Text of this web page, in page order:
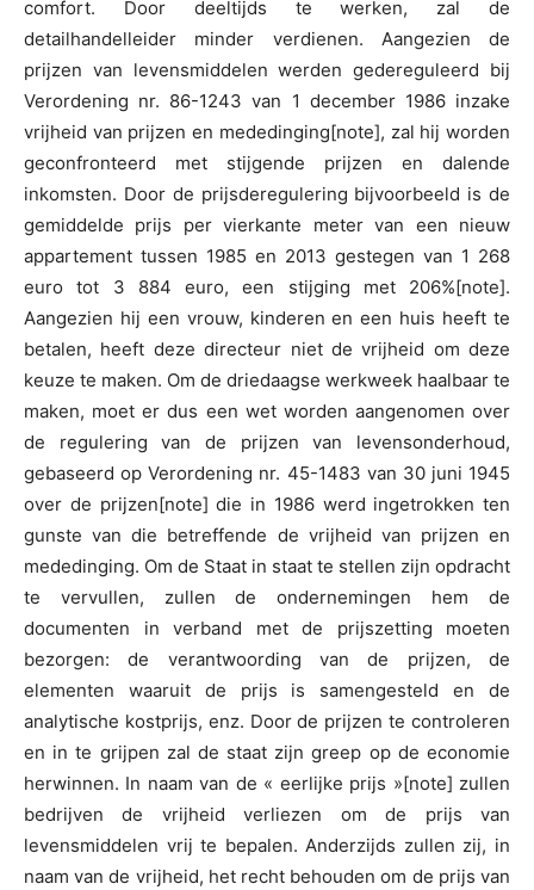
comfort. Door deeltijds te werken, zal de
detailhandelleider minder verdienen. Aangezien de
prijzen van levensmiddelen werden gedereguleerd bij
Verordening nr. 86-1243 van 1 december 1986 inzake
vrijheid van prijzen en mededinging[note], zal hij worden
geconfronteerd met stijgende prijzen en dalende
inkomsten. Door de prijsderegulering bijvoorbeeld is de
gemiddelde prijs per vierkante meter van een nieuw
appartement tussen 1985 en 2013 gestegen van 1 268
euro tot 3 884 euro, een stijging met 206%[note].
Aangezien hij een vrouw, kinderen en een huis heeft te
betalen, heeft deze directeur niet de vrijheid om deze
keuze te maken. Om de driedaagse werkweek haalbaar te
maken, moet er dus een wet worden aangenomen over
de regulering van de prijzen van levensonderhoud,
gebaseerd op Verordening nr. 45-1483 van 30 juni 1945
over de prijzen[note] die in 1986 werd ingetrokken ten
gunste van die betreffende de vrijheid van prijzen en
mededinging. Om de Staat in staat te stellen zijn opdracht
te vervullen, zullen de ondernemingen hem de
documenten in verband met de prijszetting moeten
bezorgen: de verantwoording van de prijzen, de
elementen waaruit de prijs is samengesteld en de
analytische kostprijs, enz. Door de prijzen te controleren
en in te grijpen zal de staat zijn greep op de economie
herwinnen. In naam van de « eerlijke prijs »[note] zullen
bedrijven de vrijheid verliezen om de prijs van
levensmiddelen vrij te bepalen. Anderzijds zullen zij, in
naam van de vrijheid, het recht behouden om de prijs van